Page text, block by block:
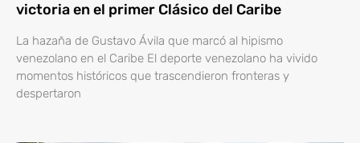
victoria en el primer Clásico del Caribe
La hazaña de Gustavo Ávila que marcó al hipismo
venezolano en el Caribe El deporte venezolano ha vivido
momentos históricos que trascendieron fronteras y
despertaron